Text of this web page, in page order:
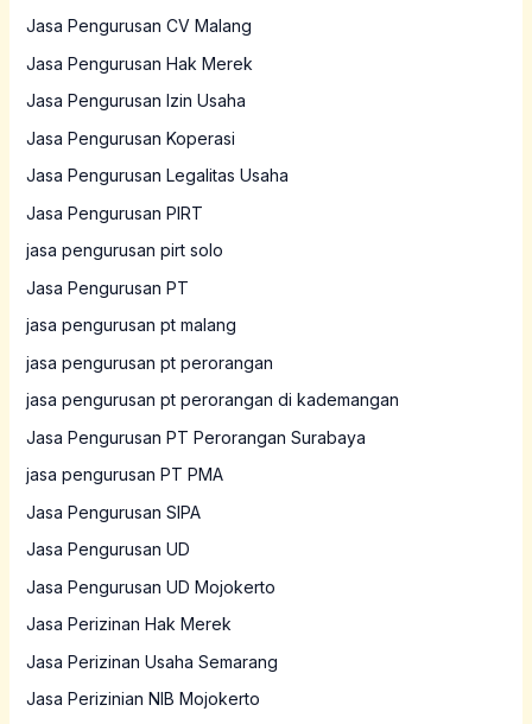
Jasa Pengurusan CV Malang
Jasa Pengurusan Hak Merek
Jasa Pengurusan Izin Usaha
Jasa Pengurusan Koperasi
Jasa Pengurusan Legalitas Usaha
Jasa Pengurusan PIRT
jasa pengurusan pirt solo
Jasa Pengurusan PT
jasa pengurusan pt malang
jasa pengurusan pt perorangan
jasa pengurusan pt perorangan di kademangan
Jasa Pengurusan PT Perorangan Surabaya
jasa pengurusan PT PMA
Jasa Pengurusan SIPA
Jasa Pengurusan UD
Jasa Pengurusan UD Mojokerto
Jasa Perizinan Hak Merek
Jasa Perizinan Usaha Semarang
Jasa Perizinian NIB Mojokerto